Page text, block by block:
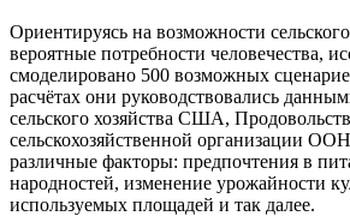
Ориентируясь на возможности
вероятные потребности человечества,
смоделировано 500 возможных
расчётах они руководствовались
сельского хозяйства США,
сельскохозяйственной организации
различные факторы: предпочтения в
народностей, изменение урожайности
используемых площадей и так далее.